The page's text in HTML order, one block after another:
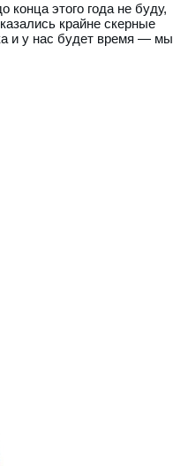
этого года не буду,
крайне скерные
и у нас будет время — мы